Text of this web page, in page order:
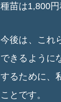
種苗は1,800円
今後は、これ
できるように
するために、
ことです。